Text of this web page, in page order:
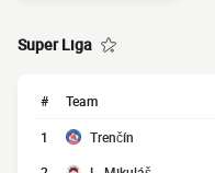
Super Liga
# Team
1 Trenčín